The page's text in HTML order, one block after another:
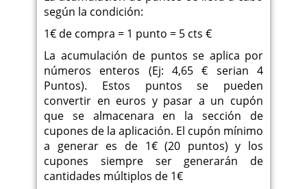
según la condición:
1€ de compra = 1 punto = 5 cts €
La acumulación de puntos se aplica por
números enteros (Ej: 4,65 € serian 4
Puntos). Estos puntos se pueden
convertir en euros y pasar a un cupón
que se almacenara en la sección de
cupones de la aplicación. El cupón mínimo
a generar es de 1€ (20 puntos) y los
cupones siempre ser generarán de
cantidades múltiplos de 1€